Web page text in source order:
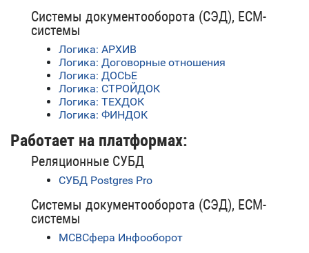
Системы документооборота (СЭД), ECM-
системы
Логика: АРХИВ
Логика: Договорные отношения
Логика: ДОСЬЕ
Логика: СТРОЙДОК
Логика: ТЕХДОК
Логика: ФИНДОК
Работает на платформах:
Реляционные СУБД
СУБД Postgres Pro
Системы документооборота (СЭД), ECM-
системы
МСВСфера Инфооборот